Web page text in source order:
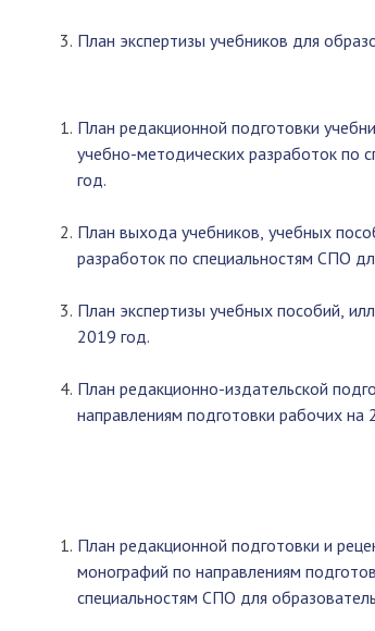
План экспертизы учебников для
План редакционной подготовки
учебно-методических разработок по
год.
План выхода учебников, учебных
разработок по специальностям СПО
План экспертизы учебных пособий,
2019 год.
План редакционно-издательской
направлениям подготовки рабочих на
План редакционной подготовки и
монографий по направлениям
специальностям СПО для